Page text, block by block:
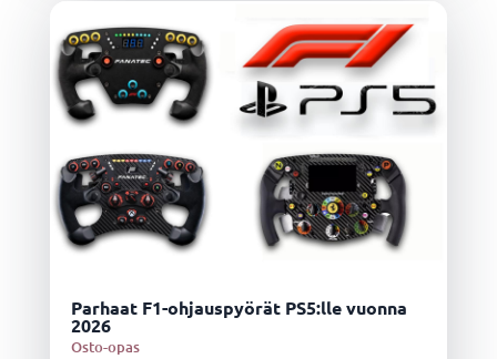
Parhaat F1-ohjauspyörät PS5:lle vuonna
2026
Osto-opas